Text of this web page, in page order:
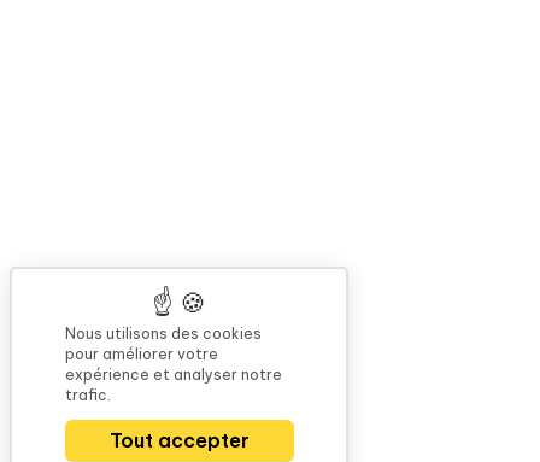
Nous utilisons des cookies
pour améliorer votre
expérience et analyser notre
trafic.
Tout accepter